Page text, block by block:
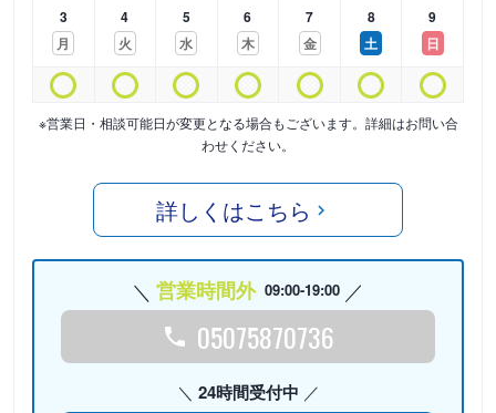
3
月
4
火
5
水
6
木
7
金
8
土
9
日
※営業日・相談可能日が変更となる場合もございます。詳細はお問い合
わせください。
詳しくはこちら
営業時間外 09:00-19:00
05075870736
24時間受付中